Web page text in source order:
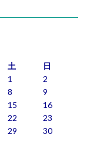
土
日
1
2
8
9
15
16
22
23
29
30